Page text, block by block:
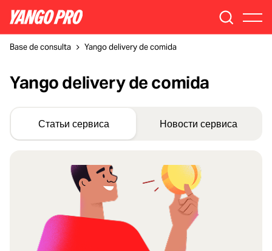
Base de consulta Yango delivery de comida
Yango delivery de comida
Статьи сервиса Новости сервиса